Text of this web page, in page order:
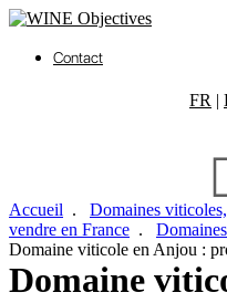
Contact
FR |
Accueil . Domaines
vendre en France .
Domaine viticole en Anjou :
Domaine